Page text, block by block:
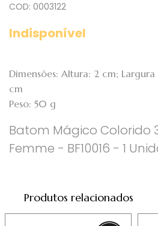
COD: 0003122
Indisponível
Dimensões: Altura: 2 cm;
cm
Peso: 50 g
Batom Mágico Colorido
Femme - BF10016 - 1
Produtos relacionados